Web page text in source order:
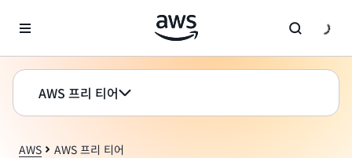
AWS 프리 티어
AWS AWS 프리 티어